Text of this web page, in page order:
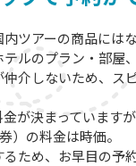
ツアーの商品には
ルのプラン・部屋
介しないため、ス
が決まっています
）の料金は時価。
ため、お早目の予